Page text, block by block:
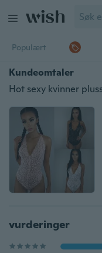
Populært
Kundeomtaler
vurderinger